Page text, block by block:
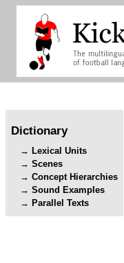
Dictionary
Lexical Units
Scenes
Concept Hierarchies
Sound Examples
Parallel Texts